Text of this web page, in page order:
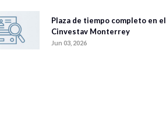
Plaza de tiempo completo en el
Cinvestav Monterrey
Jun 03, 2026